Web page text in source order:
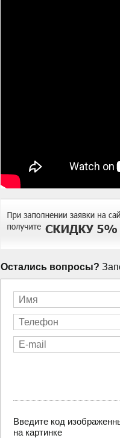
Остались вопросы?
Введите код
на картинке